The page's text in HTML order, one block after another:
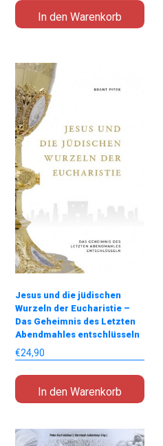
In den Warenkorb
Jesus und die jüdischen
Wurzeln der Eucharistie –
Das Geheimnis des Letzten
Abendmahles entschlüsseln
€24,90
In den Warenkorb